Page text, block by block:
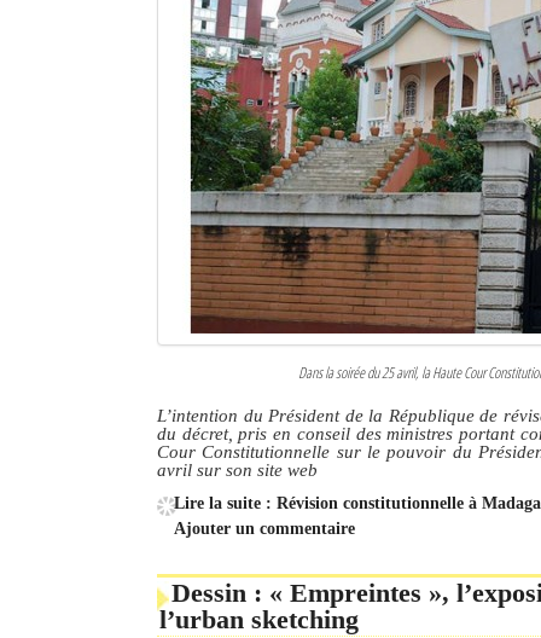
Dans la soirée du 25 avril, la Haute Cour
L’intention du Président de la République de
du décret, pris en conseil des ministres portant
Cour Constitutionnelle sur le pouvoir du
avril sur son site web
Lire la suite : Révision constitutionnelle à
Ajouter un commentaire
Dessin : « Empreintes »,
l’urban sketching